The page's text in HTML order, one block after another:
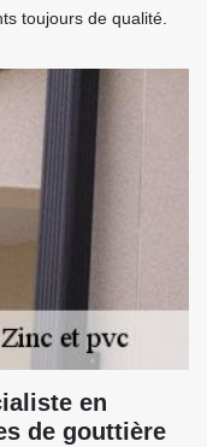
toujours de qualité.
en
de gouttière